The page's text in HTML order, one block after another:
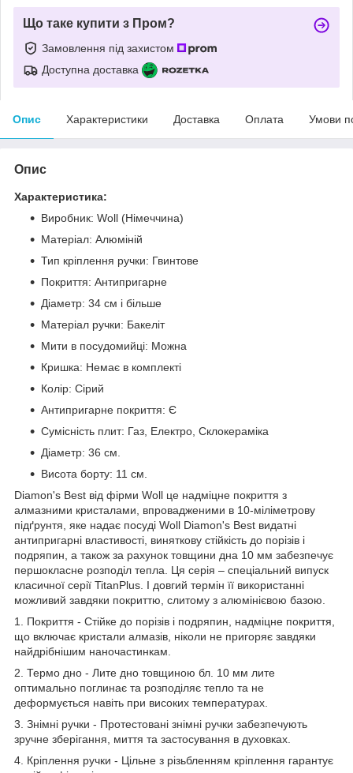
Що таке купити з Пром?
Замовлення під захистом
Доступна доставка
Опис Характеристики Доставка Оплата Умови
Опис
Характеристика:
Виробник: Woll (Німеччина)
Матеріал: Алюміній
Тип кріплення ручки: Гвинтове
Покриття: Антипригарне
Діаметр: 34 см і більше
Матеріал ручки: Бакеліт
Мити в посудомийці: Можна
Кришка: Немає в комплекті
Колір: Сірий
Антипригарне покриття: Є
Сумісність плит: Газ, Електро, Склокераміка
Діаметр: 36 см.
Висота борту: 11 см.
Diamon's Best від фірми Woll це надміцне покриття з
алмазними кристалами, впровадженими в 10-міліметрову
підґрунтя, яке надає посуді Woll Diamon's Best видатні
антипригарні властивості, виняткову стійкість до порізів і
подряпин, а також за рахунок товщини дна 10 мм забезпечує
першокласне розподіл тепла. Ця серія – спеціальний випуск
класичної серії TitanPlus. І довгий термін її використанні
можливий завдяки покриттю, слитому з алюмінієвою базою.
1. Покриття - Стійке до порізів і подряпин, надміцне покриття,
що включає кристали алмазів, ніколи не пригоряє завдяки
найдрібнішим наночастинкам.
2. Термо дно - Лите дно товщиною бл. 10 мм лите
оптимально поглинає та розподіляє тепло та не
деформується навіть при високих температурах.
3. Знімні ручки - Протестовані знімні ручки забезпечують
зручне зберігання, миття та застосування в духовках.
4. Кріплення ручки - Цільне з різьбленням кріплення гарантує